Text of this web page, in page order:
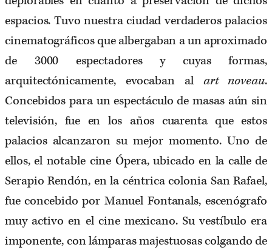
espacios. Tuvo nuestra ciudad verdaderos palacios
cinematográficos que albergaban a un aproximado
de 3000 espectadores y cuyas formas,
arquitectónicamente, evocaban al art noveau.
Concebidos para un espectáculo de masas aún sin
televisión, fue en los años cuarenta que estos
palacios alcanzaron su mejor momento. Uno de
ellos, el notable cine Ópera, ubicado en la calle de
Serapio Rendón, en la céntrica colonia San Rafael,
fue concebido por Manuel Fontanals, escenógrafo
muy activo en el cine mexicano. Su vestíbulo era
imponente, con lámparas majestuosas colgando de